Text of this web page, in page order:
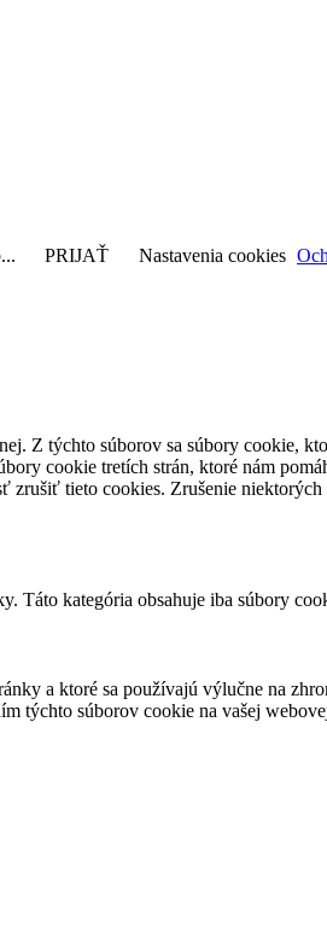
PRIJAŤ Nastavenia cookies
Z týchto súborov sa súbory cookie,
cookie tretích strán, ktoré nám
tieto cookies. Zrušenie
Táto kategória obsahuje iba súbory
a ktoré sa používajú výlučne na
týchto súborov cookie na vašej